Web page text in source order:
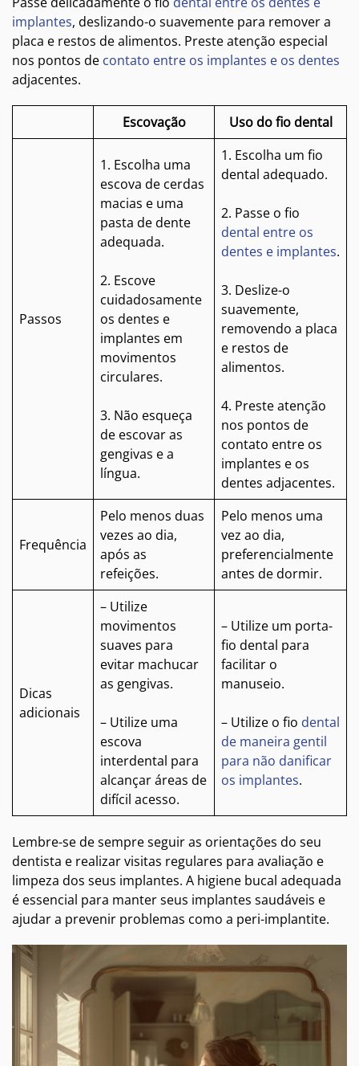
implantes, deslizando-o suavemente para remover a
placa e restos de alimentos. Preste atenção especial
nos pontos de contato entre os implantes e os dentes
adjacentes.
Escovação Uso do fio dental
Passos
1. Escolha uma
escova de cerdas
macias e uma
pasta de dente
adequada.
2. Escove
cuidadosamente
os dentes e
implantes em
movimentos
circulares.
3. Não esqueça
de escovar as
gengivas e a
língua.
1. Escolha um fio
dental adequado.
2. Passe o fio
dental entre os
dentes e implantes.
3. Deslize-o
suavemente,
removendo a placa
e restos de
alimentos.
4. Preste atenção
nos pontos de
contato entre os
implantes e os
dentes adjacentes.
Frequência
Pelo menos duas
vezes ao dia,
após as
refeições.
Pelo menos uma
vez ao dia,
preferencialmente
antes de dormir.
Dicas
adicionais
– Utilize
movimentos
suaves para
evitar machucar
as gengivas.
– Utilize uma
escova
interdental para
alcançar áreas de
difícil acesso.
– Utilize um porta-
fio dental para
facilitar o
manuseio.
– Utilize o fio dental
de maneira gentil
para não danificar
os implantes.
Lembre-se de sempre seguir as orientações do seu
dentista e realizar visitas regulares para avaliação e
limpeza dos seus implantes. A higiene bucal adequada
é essencial para manter seus implantes saudáveis e
ajudar a prevenir problemas como a peri-implantite.